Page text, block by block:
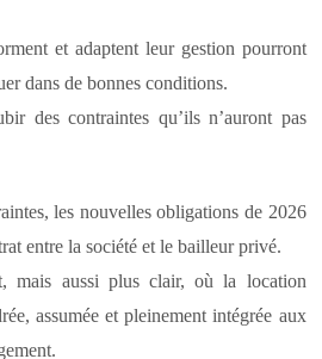
et adaptent leur gestion pourront
dans de bonnes conditions.
des contraintes qu’ils n’auront pas
les nouvelles obligations de 2026
entre la société et le bailleur privé.
mais aussi plus clair, où la location
assumée et pleinement intégrée aux